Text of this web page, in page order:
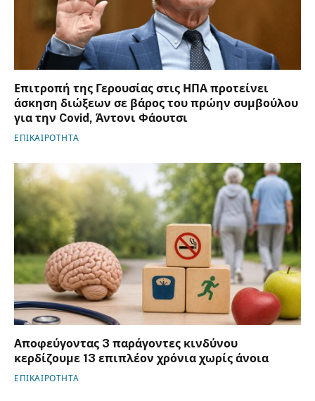
Επιτροπή της Γερουσίας στις ΗΠΑ προτείνει
άσκηση διώξεων σε βάρος του πρώην συμβούλου
για την Covid, Άντονι Φάουτσι
ΕΠΙΚΑΙΡΟΤΗΤΑ
Αποφεύγοντας 3 παράγοντες κινδύνου
κερδίζουμε 13 επιπλέον χρόνια χωρίς άνοια
ΕΠΙΚΑΙΡΟΤΗΤΑ